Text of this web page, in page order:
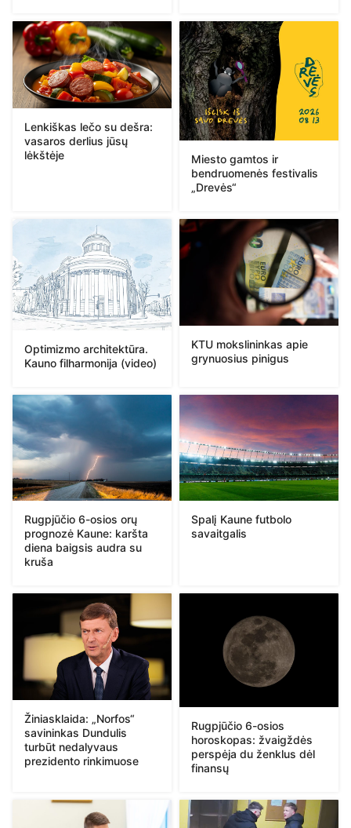
Lenkiškas lečo su dešra:
vasaros derlius jūsų
lėkštėje
Miesto gamtos ir
bendruomenės festivalis
„Drevės“
Optimizmo architektūra.
Kauno filharmonija (video)
KTU mokslininkas apie
grynuosius pinigus
Rugpjūčio 6-osios orų
prognozė Kaune: karšta
diena baigsis audra su
kruša
Spalį Kaune futbolo
savaitgalis
Žiniasklaida: „Norfos“
savininkas Dundulis
turbūt nedalyvaus
prezidento rinkimuose
Rugpjūčio 6-osios
horoskopas: žvaigždės
perspėja du ženklus dėl
finansų